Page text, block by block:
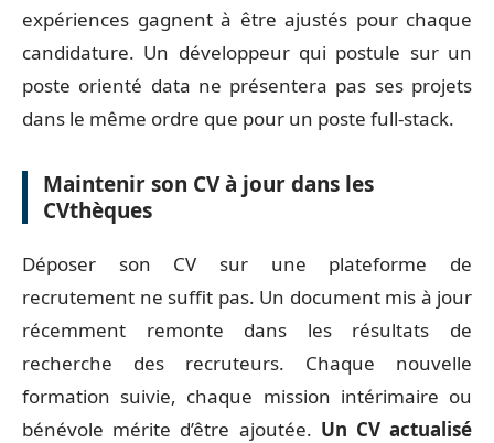
expériences gagnent à être ajustés pour chaque
candidature. Un développeur qui postule sur un
poste orienté data ne présentera pas ses projets
dans le même ordre que pour un poste full-stack.
Maintenir son CV à jour dans les
CVthèques
Déposer son CV sur une plateforme de
recrutement ne suffit pas. Un document mis à jour
récemment remonte dans les résultats de
recherche des recruteurs. Chaque nouvelle
formation suivie, chaque mission intérimaire ou
bénévole mérite d’être ajoutée. Un CV actualisé